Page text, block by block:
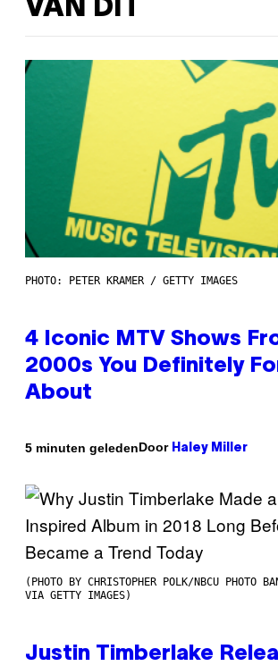
VAN DIT
PHOTO: PETER KRAMER / GETTY IMAGES
4 Iconic MTV Shows
2000s You Definitely
About
5 minuten geledenDoor Haley Miller
(PHOTO BY CHRISTOPHER POLK/NBCU PHOTO
VIA GETTY IMAGES)
Justin Timberlake